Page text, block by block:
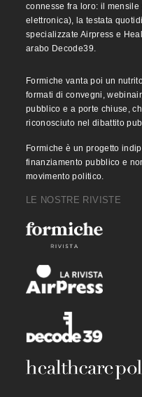
connesse fra loro: il
elettronica), la testata
specializzate Airpress e
arabo Decode39.
Formiche vanta poi un
formati di convegni,
pubblico e a porte chiuse,
riconosciuto nel dibattito
Formiche è un progetto
finanziamento pubblico e
movimento politico.
LE NOSTRE RIVISTE